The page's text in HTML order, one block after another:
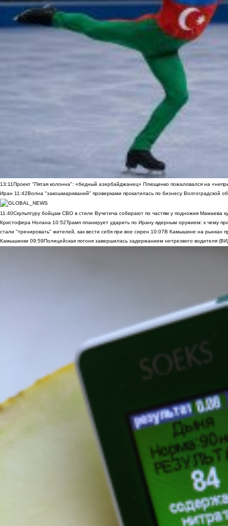
13:11Проект "Пятая колонна": «бедный азербайджанец» Плющенко пожаловался на
Иран 11:42Волна "закошмариваний" проверками прокатилась по бизнесу Волгоградской
11:40Скульптуру бойцам СВО в стиле Вучетича собирают по частям у подножия Мамаева
Кристофера Нолана 10:52Трамп планирует ударить по Ирану ядерным оружием: к чему
стали "тренировать" жителей, как вести себя при вое сирен 10:07В Камышине на рынках
Камышинки 09:59Полицейская погоня завершилась задержанием нетрезвого водителя